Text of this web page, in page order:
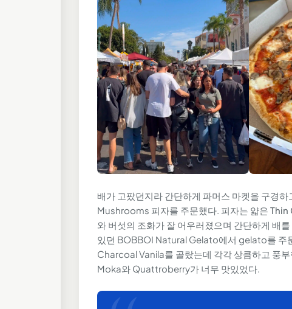
배가 고팠던지라 간단하게 파머스 마켓을 구경
Mushrooms 피자를 주문했다. 피자는 얇은 Thin
와 버섯의 조화가 잘 어우러졌으며 간단하게 배
있던 BOBBOI Natural Gelato에서 gelato를
Charcoal Vanila를 골랐는데 각각 상큼하고 풍
Moka와 Quattroberry가 너무 맛있었다.